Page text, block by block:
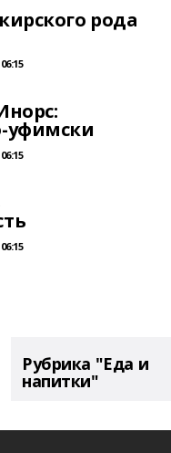
рода
уфимски
Рубрика "Еда и
напитки"